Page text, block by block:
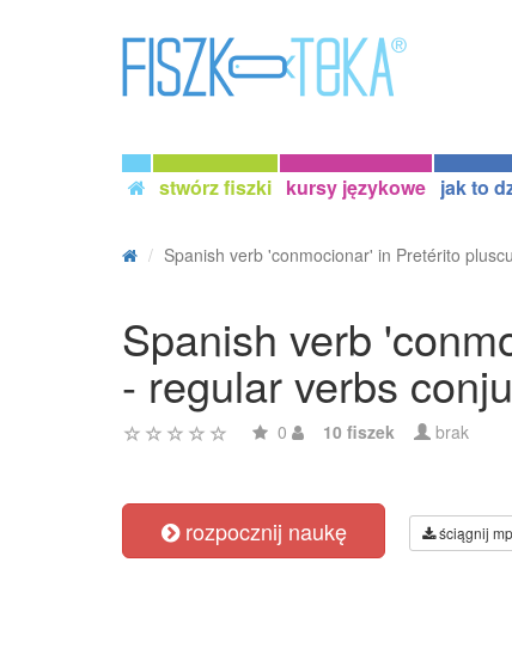
stwórz fiszki kursy językowe jak to
Spanish verb 'conmocionar' in Pretérito
Spanish verb
- regular verbs
0 10 fiszek brak
rozpocznij naukę ściągnij